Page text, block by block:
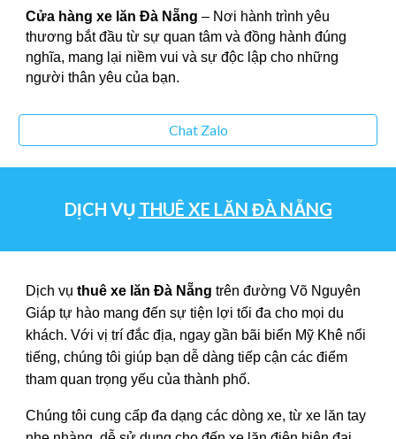
Cửa hàng xe lăn Đà Nẵng – Nơi hành trình yêu
thương bắt đầu từ sự quan tâm và đồng hành đúng
nghĩa, mang lại niềm vui và sự độc lập cho những
người thân yêu của bạn.
Chat Zalo
DỊCH VỤ THUÊ XE LĂN ĐÀ NẴNG
Dịch vụthuê xe lăn Đà Nẵng trên đường Võ Nguyên
Giáp tự hào mang đến sự tiện lợi tối đa cho mọi du
khách. Với vị trí đắc địa, ngay gần bãi biển Mỹ Khê nổi
tiếng, chúng tôi giúp bạn dễ dàng tiếp cận các điểm
tham quan trọng yếu của thành phố.
Chúng tôi cung cấp đa dạng các dòng xe, từ xe lăn tay